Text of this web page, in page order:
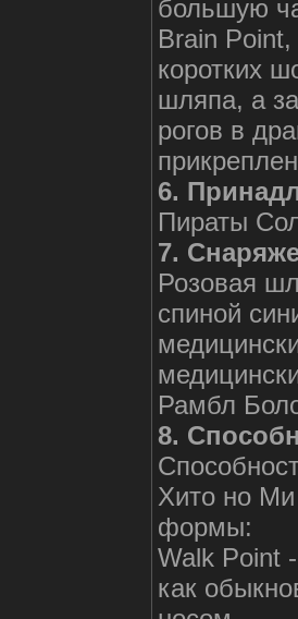
большую
Brain
коротких
шляпа, а
рогов в
6.
Пираты
7.
Розовая
спиной
Рамбл
8.
Хито но
формы:
Walk Point
как